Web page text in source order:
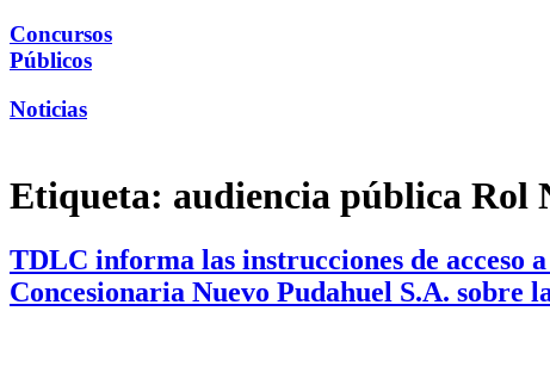
Concursos
Públicos
Noticias
Etiqueta: audiencia pública Rol
TDLC informa las instrucciones de acceso
Concesionaria Nuevo Pudahuel S.A. sobre